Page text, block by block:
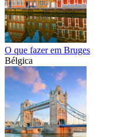
O que fazer em Bruges
Bélgica